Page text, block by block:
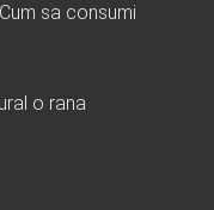
sa consumi
o rana